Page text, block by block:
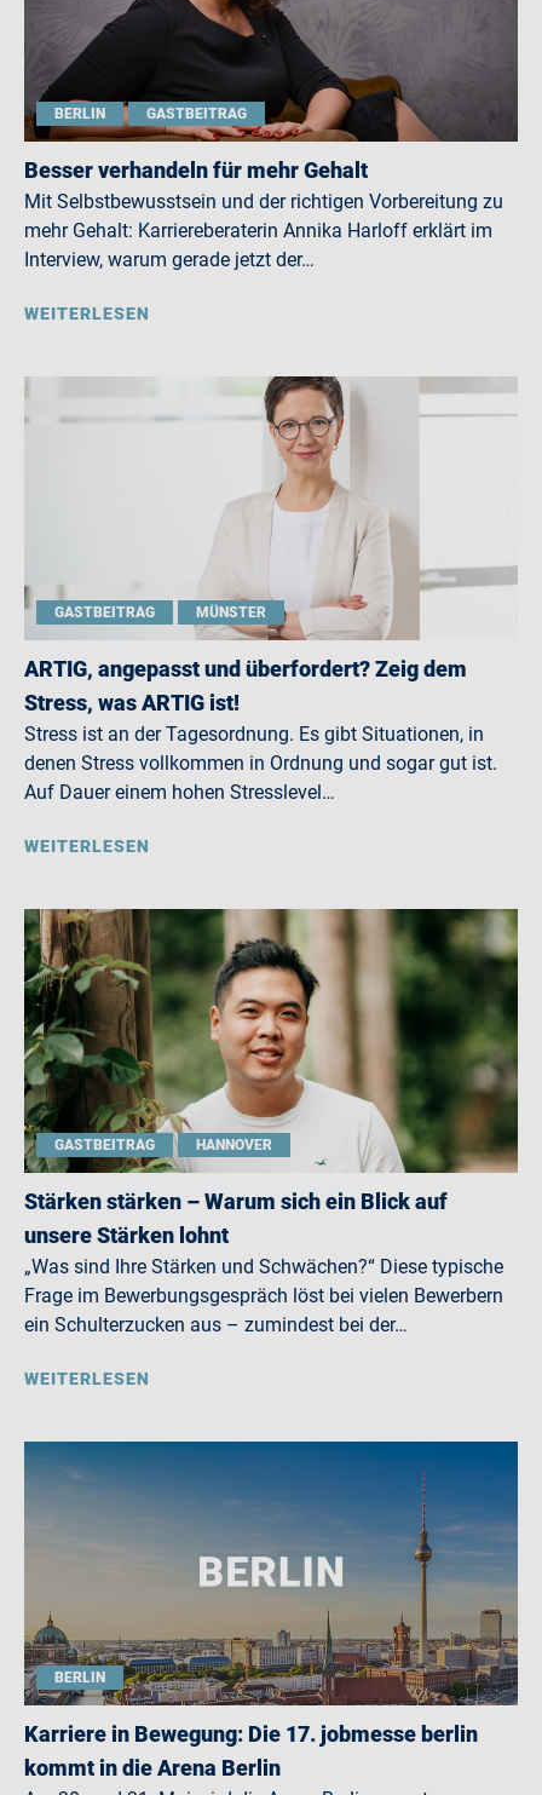
BERLIN GASTBEITRAG
Besser verhandeln für mehr Gehalt
Mit Selbstbewusstsein und der richtigen Vorbereitung zu
mehr Gehalt: Karriereberaterin Annika Harloff erklärt im
Interview, warum gerade jetzt der…
WEITERLESEN
GASTBEITRAG MÜNSTER
ARTIG, angepasst und überfordert? Zeig dem
Stress, was ARTIG ist!
Stress ist an der Tagesordnung. Es gibt Situationen, in
denen Stress vollkommen in Ordnung und sogar gut ist.
Auf Dauer einem hohen Stresslevel…
WEITERLESEN
GASTBEITRAG HANNOVER
Stärken stärken – Warum sich ein Blick auf
unsere Stärken lohnt
„Was sind Ihre Stärken und Schwächen?“ Diese typische
Frage im Bewerbungsgespräch löst bei vielen Bewerbern
ein Schulterzucken aus – zumindest bei der…
WEITERLESEN
BERLIN
Karriere in Bewegung: Die 17. jobmesse berlin
kommt in die Arena Berlin